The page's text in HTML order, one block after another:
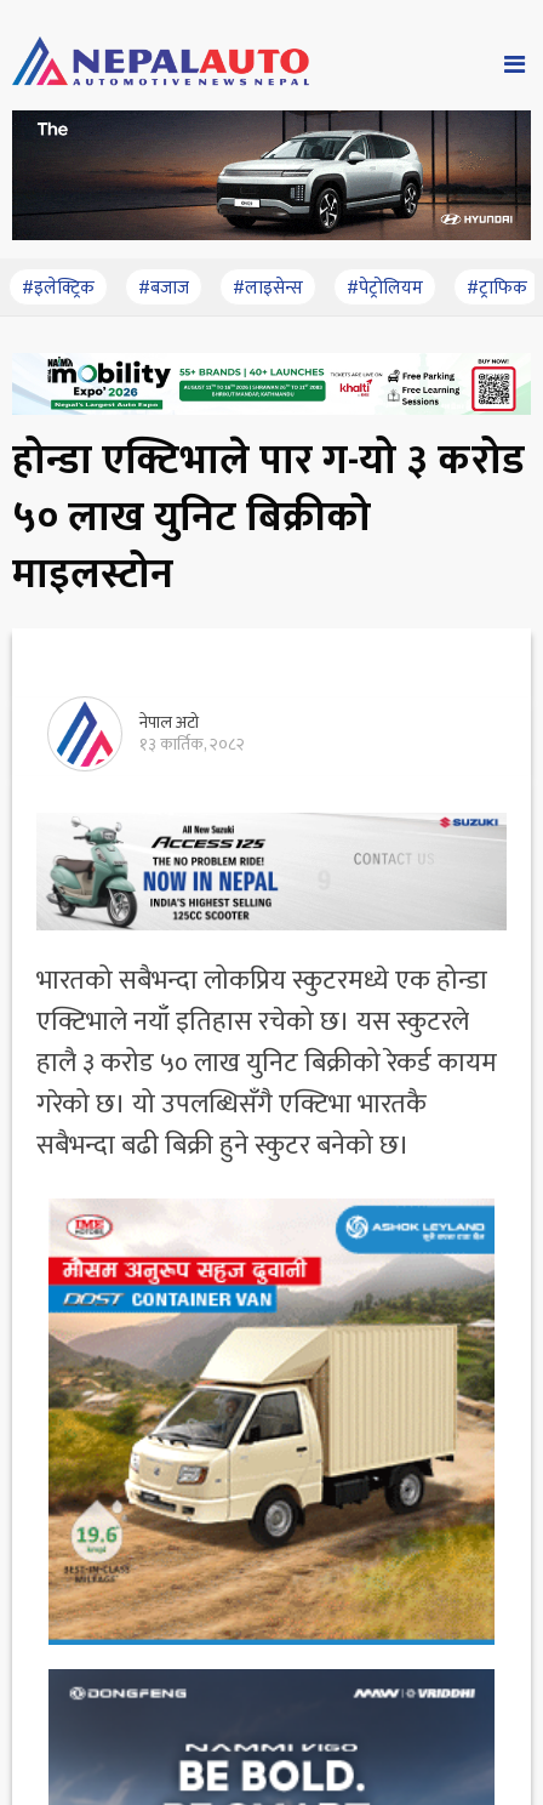
#इलेक्ट्रिक #बजाज #लाइसेन्स #पेट्रोलियम #ट्राफिक
होन्डा एक्टिभाले पार ग-यो ३ करोड
५० लाख युनिट बिक्रीको
माइलस्टोन
नेपाल अटो
१३ कार्तिक, २०८२
भारतको सबैभन्दा लोकप्रिय स्कुटरमध्ये एक होन्डा
एक्टिभाले नयाँ इतिहास रचेको छ। यस स्कुटरले
हालै ३ करोड ५० लाख युनिट बिक्रीको रेकर्ड कायम
गरेको छ। यो उपलब्धिसँगै एक्टिभा भारतकै
सबैभन्दा बढी बिक्री हुने स्कुटर बनेको छ।